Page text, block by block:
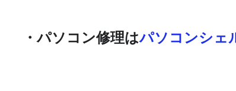
・パソコン修理はパソコンシェ